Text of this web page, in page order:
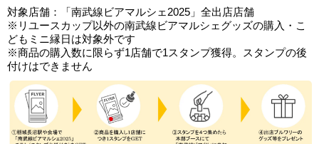
対象店舗：「南武線ビアマルシェ2025」全出店店舗
※リユースカップ以外の南武線ビアマルシェグッズの購入・こ
どもミニ縁日は対象外です
※商品の購入数に限らず1店舗で1スタンプ獲得。スタンプの後
付けはできません